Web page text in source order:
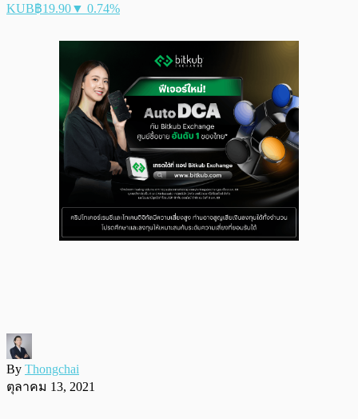
KUB฿19.90▼ 0.74%
By Thongchai
ตุลาคม 13, 2021